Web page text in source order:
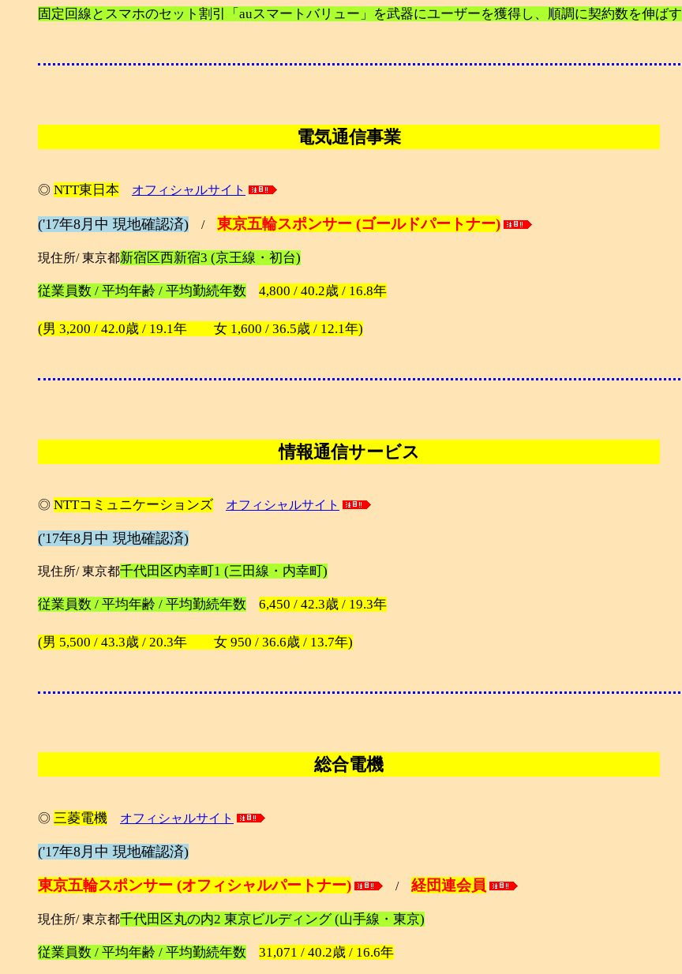
固定回線とスマホのセット割引「auスマートバリュー」を武器にユーザーを獲得し、順調に契約数を伸ばす
電気通信事業
◎ NTT東日本 オフィシャルサイト
('17年8月中 現地確認済) / 東京五輪スポンサー (ゴールドパートナー)
現住所/ 東京都新宿区西新宿3 (京王線・初台)
従業員数 / 平均年齢 / 平均勤続年数 4,800 / 40.2歳 / 16.8年
(男 3,200 / 42.0歳 / 19.1年 女 1,600 / 36.5歳 / 12.1年)
情報通信サービス
◎ NTTコミュニケーションズ オフィシャルサイト
('17年8月中 現地確認済)
現住所/ 東京都千代田区内幸町1 (三田線・内幸町)
従業員数 / 平均年齢 / 平均勤続年数 6,450 / 42.3歳 / 19.3年
(男 5,500 / 43.3歳 / 20.3年 女 950 / 36.6歳 / 13.7年)
総合電機
◎ 三菱電機 オフィシャルサイト
('17年8月中 現地確認済)
東京五輪スポンサー (オフィシャルパートナー) / 経団連会員
現住所/ 東京都千代田区丸の内2 東京ビルディング (山手線・東京)
従業員数 / 平均年齢 / 平均勤続年数 31,071 / 40.2歳 / 16.6年